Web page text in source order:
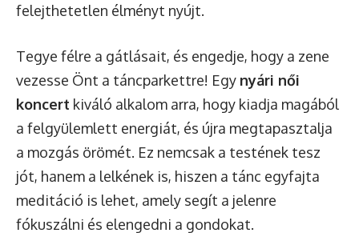
felejthetetlen élményt nyújt.
Tegye félre a gátlásait, és engedje, hogy a zene
vezesse Önt a táncparkettre! Egy nyári női
koncert kiváló alkalom arra, hogy kiadja magából
a felgyülemlett energiát, és újra megtapasztalja
a mozgás örömét. Ez nemcsak a testének tesz
jót, hanem a lelkének is, hiszen a tánc egyfajta
meditáció is lehet, amely segít a jelenre
fókuszálni és elengedni a gondokat.